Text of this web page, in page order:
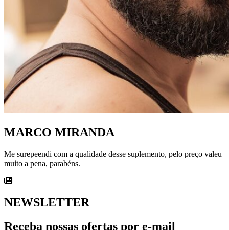
MARCO MIRANDA
Me surepeendi com a qualidade desse suplemento, pelo preço valeu
muito a pena, parabéns.
NEWSLETTER
Receba nossas ofertas por e-mail